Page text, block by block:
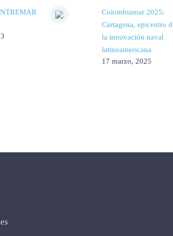
Colombiamar 2025:
Cartagena, epicentro
la innovación naval
latinoamericana
17 marzo, 2025